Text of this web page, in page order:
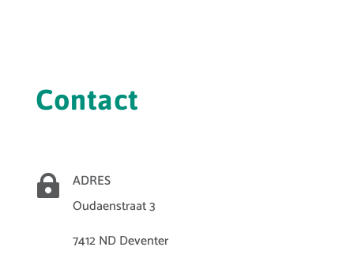
Contact
 ADRES
Oudaenstraat 3
7412 ND Deventer